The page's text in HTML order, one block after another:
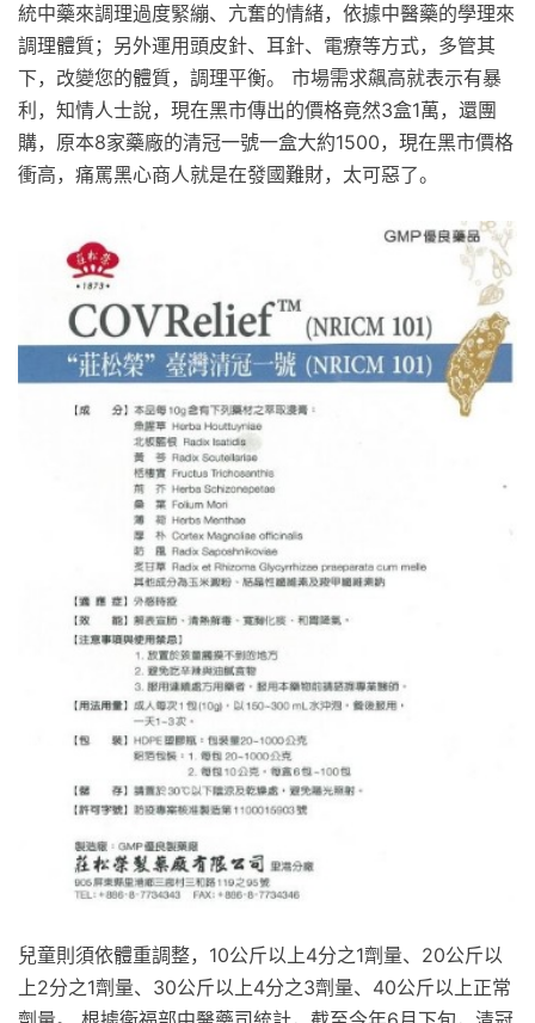
統中藥來調理過度緊繃、亢奮的情緒，依據中醫藥的學理來
調理體質；另外運用頭皮針、耳針、電療等方式，多管其
下，改變您的體質，調理平衡。 市場需求飆高就表示有暴
利，知情人士說，現在黑市傳出的價格竟然3盒1萬，還團
購，原本8家藥廠的清冠一號一盒大約1500，現在黑市價格
衝高，痛罵黑心商人就是在發國難財，太可惡了。
兒童則須依體重調整，10公斤以上4分之1劑量、20公斤以
上2分之1劑量、30公斤以上4分之3劑量、40公斤以上正常